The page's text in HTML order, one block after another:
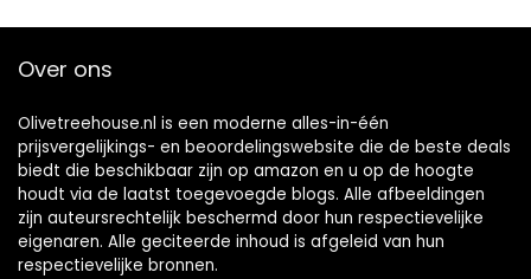
Over ons
Olivetreehouse.nl is een moderne alles-in-één
prijsvergelijkings- en beoordelingswebsite die de beste deals
biedt die beschikbaar zijn op amazon en u op de hoogte
houdt via de laatst toegevoegde blogs. Alle afbeeldingen
zijn auteursrechtelijk beschermd door hun respectievelijke
eigenaren. Alle geciteerde inhoud is afgeleid van hun
respectievelijke bronnen.